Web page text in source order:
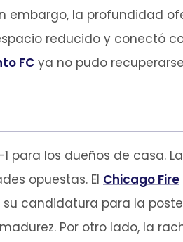
embargo, la profundidad
reducido y conectó
FC ya no pudo
para los dueños de casa.
opuestas. El Chicago Fire
candidatura para la
Por otro lado, la